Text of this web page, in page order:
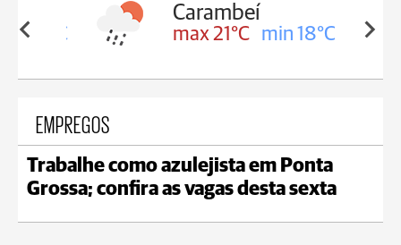
18°C
Carambeí
max 21°C min 18°C
EMPREGOS
Trabalhe como azulejista em Ponta
Grossa; confira as vagas desta sexta